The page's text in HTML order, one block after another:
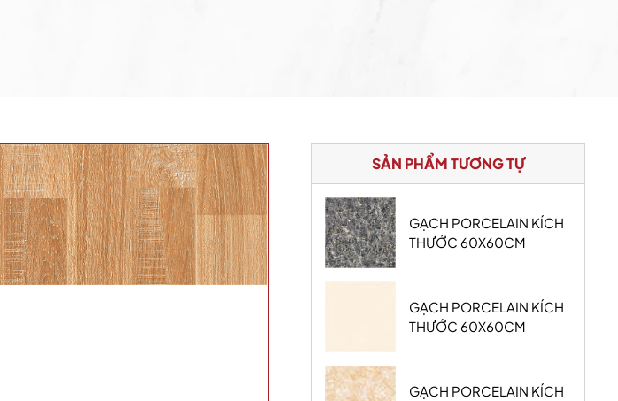
SẢN PHẨM TƯƠNG TỰ
GẠCH PORCELAIN KÍCH
THƯỚC 60X60CM
GẠCH PORCELAIN KÍCH
THƯỚC 60X60CM
GẠCH PORCELAIN KÍCH